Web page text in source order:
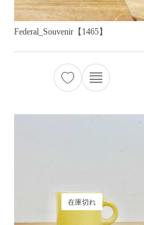
Federal_Souvenir【1465】
在庫切れ